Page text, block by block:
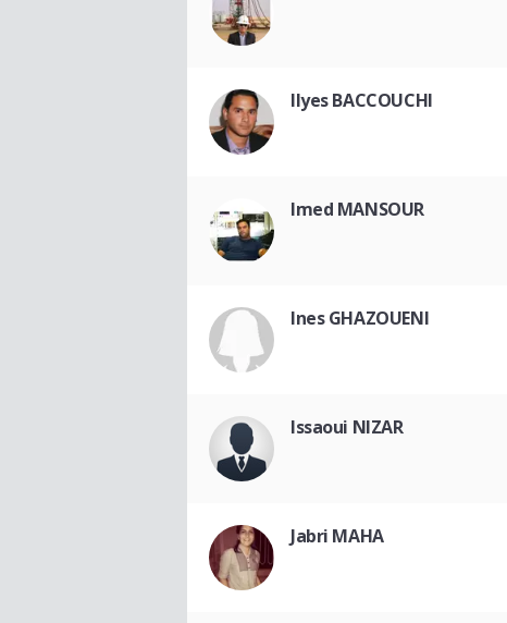
Ilyes BACCOUCHI
Imed MANSOUR
Ines GHAZOUENI
Issaoui NIZAR
Jabri MAHA